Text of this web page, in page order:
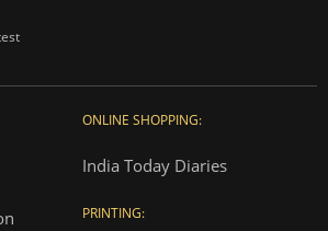
ONLINE SHOPPING:
India Today Diaries
PRINTING: